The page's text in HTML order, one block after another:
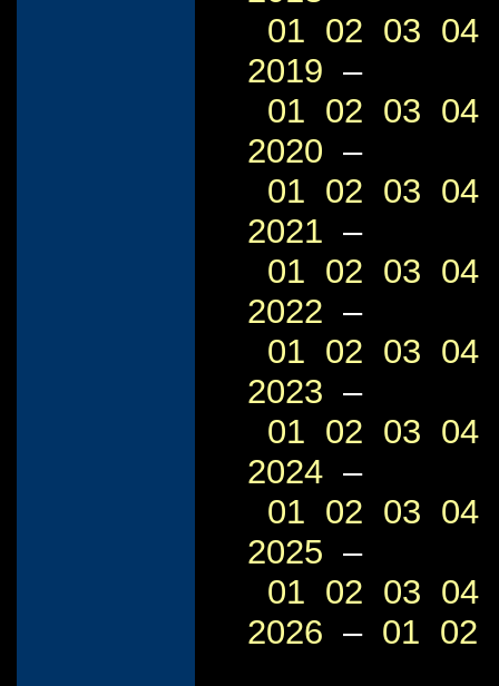
01 02 03 04
2019 –
01 02 03 04
2020 –
01 02 03 04
2021 –
01 02 03 04
2022 –
01 02 03 04
2023 –
01 02 03 04
2024 –
01 02 03 04
2025 –
01 02 03 04
2026 – 01 02